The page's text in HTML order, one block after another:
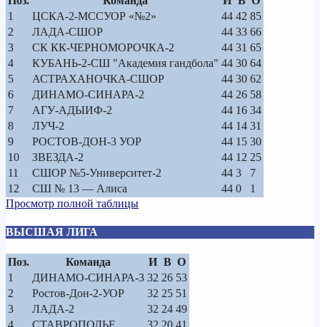
1
ЦСКА-2-МССУОР «№2» 44 42 85
2
ЛАДА-СШОР 44 33 66
3
СК КК-ЧЕРНОМОРОЧКА-2 44 31 65
4
КУБАНЬ-2-СШ "Академия гандбола" 44 30 64
5
АСТРАХАНОЧКА-СШОР 44 30 62
6
ДИНАМО-СИНАРА-2 44 26 58
7
АГУ-АДЫИФ-2 44 16 34
8
ЛУЧ-2 44 14 31
9
РОСТОВ-ДОН-3 УОР 44 15 30
10
ЗВЕЗДА-2 44 12 25
11
СШОР №5-Университет-2 44 3
7
12
СШ № 13 — Алиса 44 0
1
Просмотр полной таблицы
ВЫСШАЯ ЛИГА
Поз. Команда И В О
1
ДИНАМО-СИНАРА-3 32 26 53
2
Ростов-Дон-2-УОР 32 25 51
3
ЛАДА-2 32 24 49
4
СТАВРОПОЛЬЕ 32 20 41